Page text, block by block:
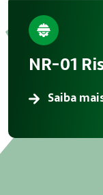
NR-01
Saiba